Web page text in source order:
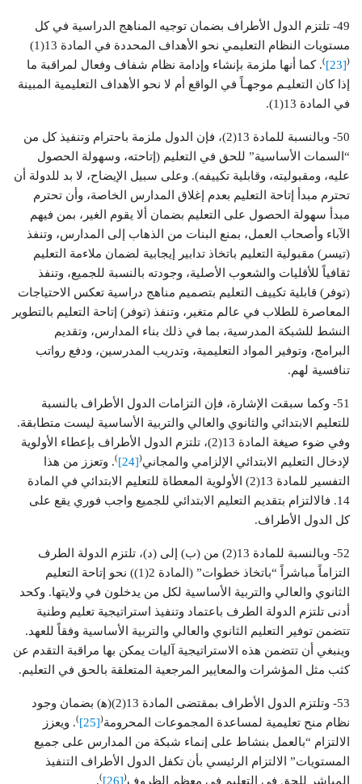
49- تلتزم الدول الأطراف بضمان توجيه المناهج الدراسية في كل
مستويات النظام التعليمي نحو الأهداف المحددة في المادة 13(1)
(
[23]
). كما أنها ملزمة بإنشاء وإدامة نظام شفاف وفعال لمراقبة ما
إذا كان التعليـم موجهـاً في الواقع أم لا نحو الأهداف التعليمية المبينة
في المادة 13(1).
50- وبالنسبة للمادة 13(2)، فإن الدول ملزمة باحترام وتنفيذ كل من
“السمات الأساسية” للحق في التعليم (إتاحته، وسهولة الحصول
عليه، ومقبوليته، وقابلية تكييفه). وعلى سبيل الإيضاح، لا بد للدولة أن
تحترم مبدأ إتاحة التعليم بعدم إغلاق المدارس الخاصة، وأن تحترم
مبدأ سهولة الحصول على التعليم بضمان ألا يقوم الغير، بمن فيهم
الآباء وأصحاب العمل، بمنع البنات من الذهاب إلى المدارس، وتنفذ
(تيسر) مقبولية التعليم باتخاذ تدابير إيجابية لضمان ملاءمة التعليم
ثقافياً للأقليات والشعوب الأصلية، وجودته بالنسبة للجميع، وتنفذ
(توفر) قابلية تكييف التعليم بتصميم مناهج دراسية تعكس الاحتياجات
المعاصرة للطلاب في عالم متغير، وتنفذ (توفر) إتاحة التعليم بالتطوير
النشط للشبكة المدرسية، بما في ذلك بناء المدارس، وتقديم
البرامج، وتوفير المواد التعليمية، وتدريب المدرسين، ودفع رواتب
تنافسية لهم.
51- وكما سبقت الإشارة، فإن التزامات الدول الأطراف بالنسبة
للتعليم الابتدائي والثانوي والعالي والتربية الأساسية ليست متطابقة.
وفي ضوء صيغة المادة 13(2)، تلتزم الدول الأطراف بإعطاء الأولوية
لإدخال التعليم الابتدائي الإلزامي والمجاني(
[24]
). وتعزز من هذا
التفسير للمادة 13(2) الأولوية المعطاة للتعليم الابتدائي في المادة
14. فالالتزام بتقديم التعليم الابتدائي للجميع واجب فوري يقع على
كل الدول الأطراف.
52- وبالنسبة للمادة 13(2) من (ب) إلى (د)، تلتزم الدولة الطرف
التزاماً مباشراً “باتخاذ خطوات” (المادة 2(1)) نحو إتاحة التعليم
الثانوي والعالي والتربية الأساسية لكل من يدخلون في ولايتها. وكحد
أدنى تلتزم الدولة الطرف باعتماد وتنفيذ استراتيجية تعليم وطنية
تتضمن توفير التعليم الثانوي والعالي والتربية الأساسية وفقاً للعهد.
وينبغي أن تتضمن هذه الاستراتيجية آليات يمكن بها مراقبة التقدم عن
كثب مثل المؤشرات والمعايير المرجعية المتعلقة بالحق في التعليم.
53- وتلتزم الدول الأطراف بمقتضى المادة 13(2)(ﻫ) بضمان وجود
نظام منح تعليمية لمساعدة المجموعات المحرومة(
[25]
). ويعزز
الالتزام “بالعمل بنشاط على إنماء شبكة من المدارس على جميع
المستويات” الالتزام الرئيسي بأن تكفل الدول الأطراف التنفيذ
المباشر للحق في التعليم في معظم الظروف(
[26]
)
.